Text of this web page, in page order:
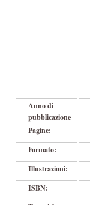
Anno di
pubblicazione
Pagine:
Formato:
Illustrazioni:
ISBN: